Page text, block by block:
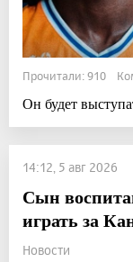
Прочитали: 910
Он будет
14:12, 5 авг 2026
Сын
играть за
Новости